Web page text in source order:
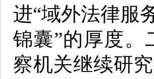
进“域外法律服
锦囊”的厚度。
察机关继续研